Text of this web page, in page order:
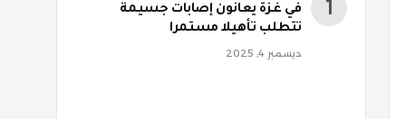
في غزة يعانون إصابات جسيمة
تتطلب تأهيلا مستمرا
ديسمبر 4, 2025